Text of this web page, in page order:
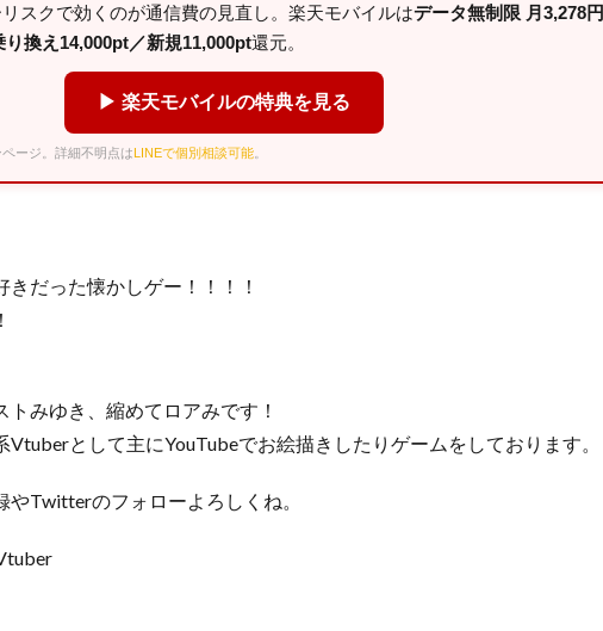
スクで効くのが通信費の見直し。楽天モバイルはデータ無制限 月3,278円
り換え14,000pt／新規11,000pt還元。
▶ 楽天モバイルの特典を見る
ージ。詳細不明点はLINEで個別相談可能
だった懐かしゲー！！！！
みゆき、縮めてロアみです！
として主にYouTubeでお絵描きしたりゲームをしております。
やTwitterのフォローよろしくね。